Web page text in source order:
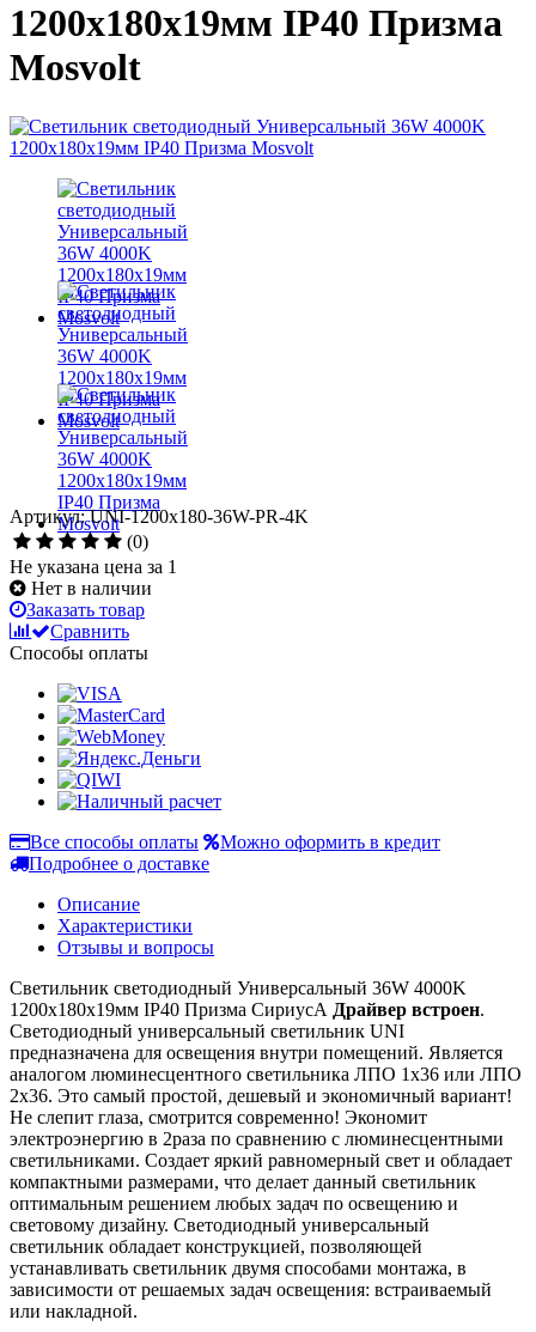
1200х180х19мм IP40 Призма
Mosvolt
Артикул: UNI-1200x180-36W-PR-4K
(0)
Не указана цена за 1
Нет в наличии
Заказать товар
Сравнить
Способы оплаты
Все способы оплаты
Можно оформить в кредит
Подробнее о доставке
Описание
Характеристики
Отзывы и вопросы
Светильник светодиодный Универсальный 36W 4000K
1200х180х19мм IP40 Призма СириусА Драйвер встроен.
Светодиодный универсальный светильник UNI
предназначена для освещения внутри помещений. Является
аналогом люминесцентного светильника ЛПО 1х36 или ЛПО
2х36. Это самый простой, дешевый и экономичный вариант!
Не слепит глаза, смотрится современно! Экономит
электроэнергию в 2раза по сравнению с люминесцентными
светильниками. Создает яркий равномерный свет и обладает
компактными размерами, что делает данный светильник
оптимальным решением любых задач по освещению и
световому дизайну. Светодиодный универсальный
светильник обладает конструкцией, позволяющей
устанавливать светильник двумя способами монтажа, в
зависимости от решаемых задач освещения: встраиваемый
или накладной.